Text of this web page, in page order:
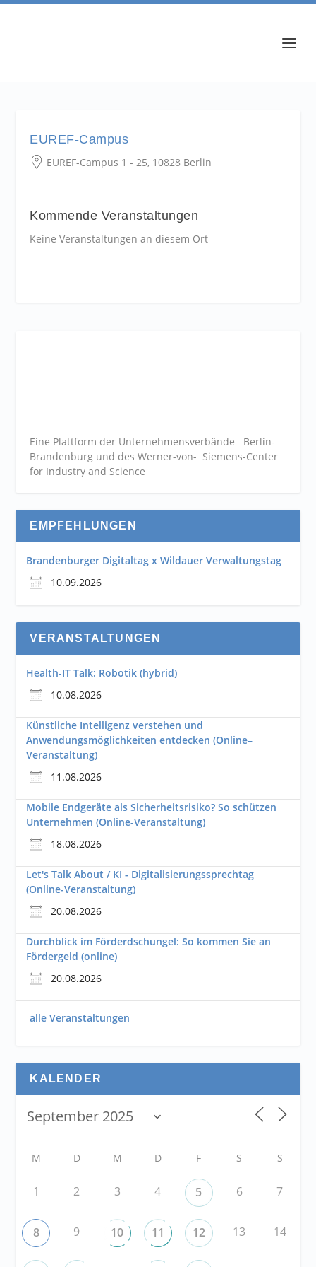
EUREF-Campus
EUREF-Campus 1 - 25, 10828 Berlin
Kommende Veranstaltungen
Keine Veranstaltungen an diesem Ort
Eine Plattform der Unternehmensverbände Berlin-
Brandenburg und des Werner-von- Siemens-Center
for Industry and Science
EMPFEHLUNGEN
Brandenburger Digitaltag x Wildauer Verwaltungstag
10.09.2026
VERANSTALTUNGEN
Health-IT Talk: Robotik (hybrid)
10.08.2026
Künstliche Intelligenz verstehen und
Anwendungsmöglichkeiten entdecken (Online–
Veranstaltung)
11.08.2026
Mobile Endgeräte als Sicherheitsrisiko? So schützen
Unternehmen (Online-Veranstaltung)
18.08.2026
Let's Talk About / KI - Digitalisierungssprechtag
(Online-Veranstaltung)
20.08.2026
Durchblick im Förderdschungel: So kommen Sie an
Fördergeld (online)
20.08.2026
alle Veranstaltungen
KALENDER
M D M D F S S
1 2 3 4 5 6 7
8 9 10 11 12 13 14